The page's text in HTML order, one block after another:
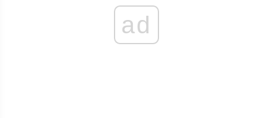
ad